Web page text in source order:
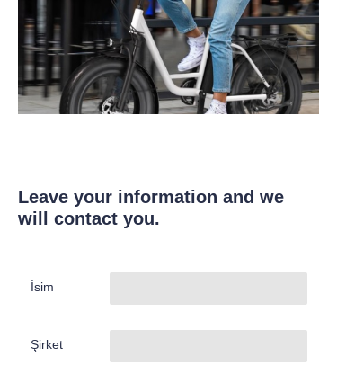
Leave your information and we
will contact you.
İsim
Şirket